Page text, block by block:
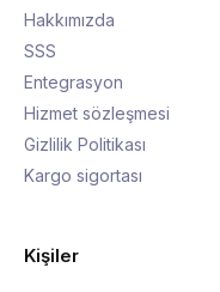
Hakkımızda
SSS
Entegrasyon
Hizmet sözleşmesi
Gizlilik Politikası
Kargo sigortası
Kişiler